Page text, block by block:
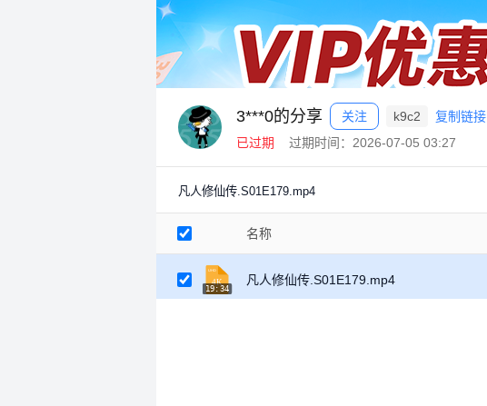
3***0的分享 关注 k9c2
复制链接
已过期
过期时间：2026-07-05 03:27
凡人修仙传.S01E179.mp4
名称
19:34
凡人修仙传.S01E179.mp4